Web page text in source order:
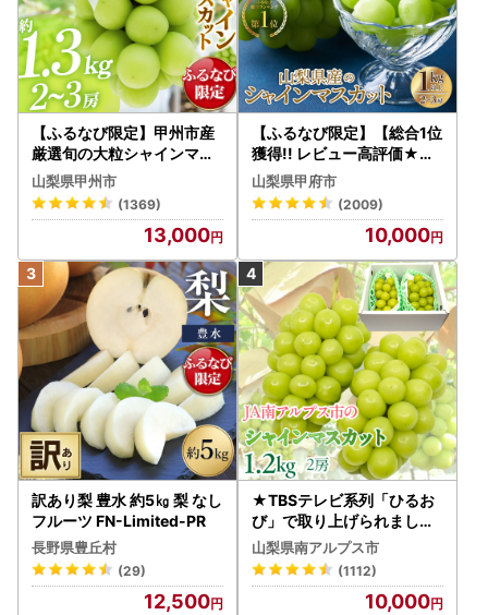
【ふるなび限定】甲州市産
厳選旬の大粒シャインマス
カット 約1.3kg 2～3房【2
026年発送】（MG）B12-
472 FN-Limited-VO シャ
インマスカット フルーツ
山梨県甲州市
(1369)
13,000
【ふるなび限定】【総合1位
獲得!! レビュー高評価★】
〈2026年度配送分〉山梨
県産 シャインマスカット 2
～3房（1.0kg以上）シャイ
ン フルーツ FN-Limited-S
P
山梨県甲府市
(2009)
10,000
訳あり梨 豊水 約5㎏ 梨 なし
フルーツ FN-Limited-PR
長野県豊丘村
(29)
12,500
★TBSテレビ系列「ひるお
び」で取り上げられました
！★＜2026年発送先行予
約＞絶品！南アルプス市産
シャインマスカット1.2kg A
LPAA003 | 人気 山梨産 高
山梨県南アルプス市
(1112)
10,000